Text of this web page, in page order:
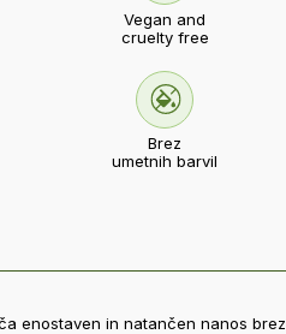
Vegan and
cruelty free
Brez
umetnih barvil
enostaven in natančen nanos